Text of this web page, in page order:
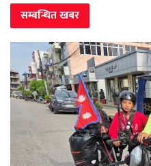
सम्बन्धितखबर